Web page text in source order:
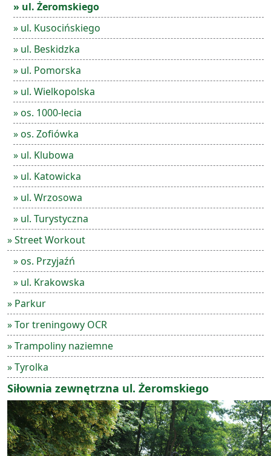
» ul. Żeromskiego
» ul. Kusocińskiego
» ul. Beskidzka
» ul. Pomorska
» ul. Wielkopolska
» os. 1000-lecia
» os. Zofiówka
» ul. Klubowa
» ul. Katowicka
» ul. Wrzosowa
» ul. Turystyczna
» Street Workout
» os. Przyjaźń
» ul. Krakowska
» Parkur
» Tor treningowy OCR
» Trampoliny naziemne
» Tyrolka
Siłownia zewnętrzna ul. Żeromskiego